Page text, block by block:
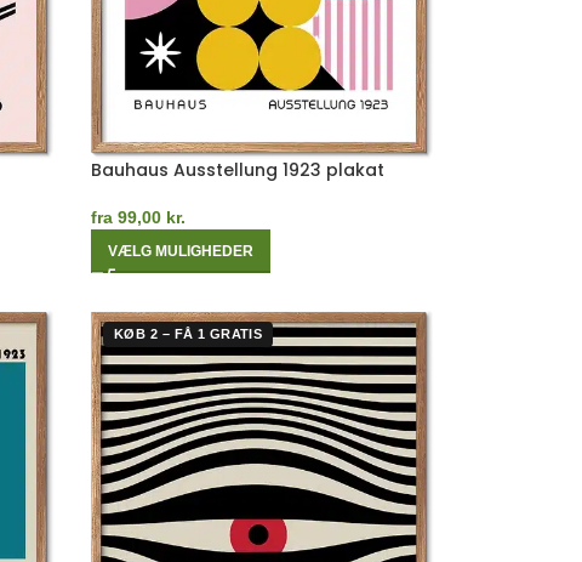
Bauhaus Ausstellung 1923 plakat
fra 99,00 kr.
VÆLG MULIGHEDER
KØB 2 – FÅ 1 GRATIS